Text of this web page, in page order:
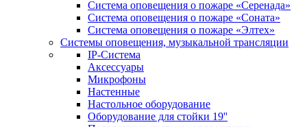
Система оповещения о пожаре «Серенада»
Система оповещения о пожаре «Соната»
Система оповещения о пожаре «Элтех»
Системы оповещения, музыкальной трансляции
IP-Система
Аксессуары
Микрофоны
Настенные
Настольное оборудование
Оборудование для стойки 19''